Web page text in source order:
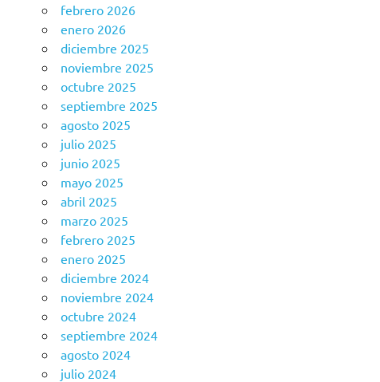
febrero 2026
enero 2026
diciembre 2025
noviembre 2025
octubre 2025
septiembre 2025
agosto 2025
julio 2025
junio 2025
mayo 2025
abril 2025
marzo 2025
febrero 2025
enero 2025
diciembre 2024
noviembre 2024
octubre 2024
septiembre 2024
agosto 2024
julio 2024